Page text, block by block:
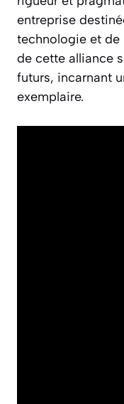
entreprise
technologie et de
de cette alliance
futurs, incarnant
exemplaire.